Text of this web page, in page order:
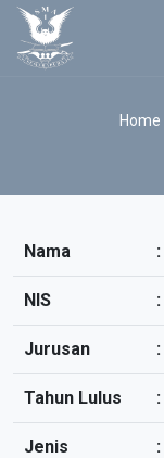
Home
Nama :
NIS :
Jurusan :
Tahun Lulus :
Jenis
: